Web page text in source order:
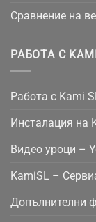
Сравнение на
РАБОТА С
Работа с Kami
Инсталация на
Видео уроци –
KamiSL –
Допълнителни